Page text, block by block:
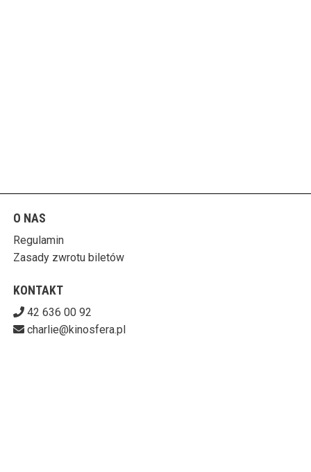
O NAS
Regulamin
Zasady zwrotu biletów
KONTAKT
42 636 00 92
charlie@kinosfera.pl